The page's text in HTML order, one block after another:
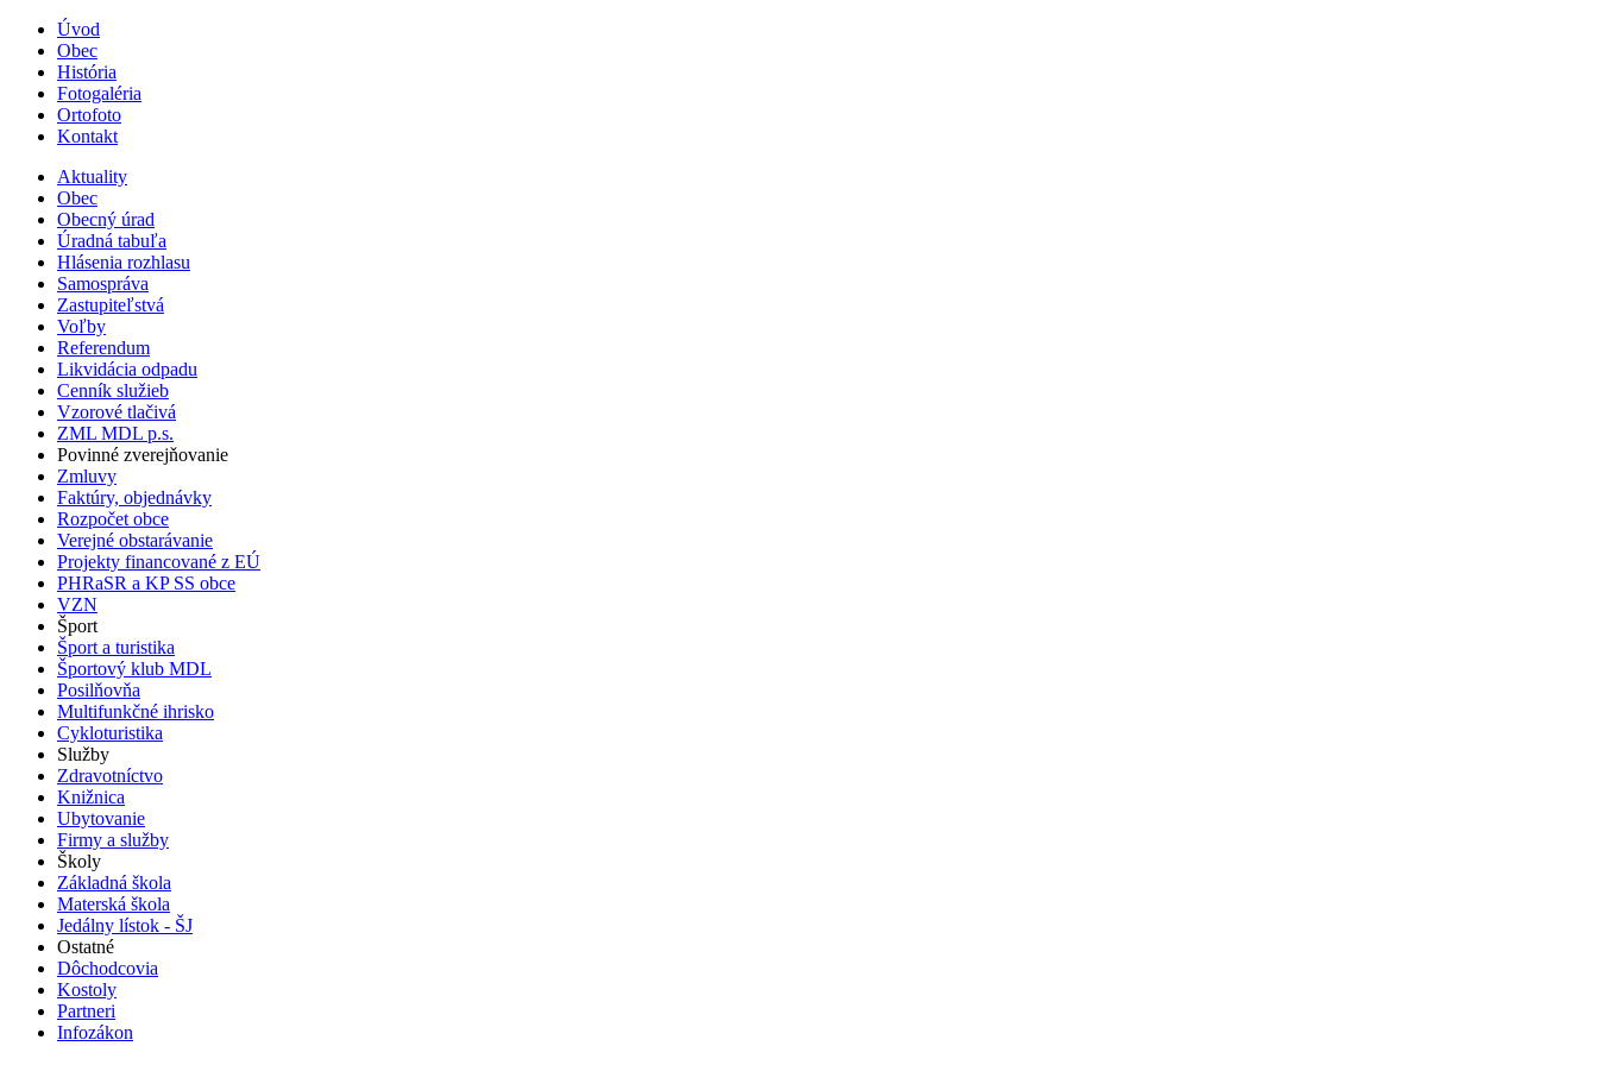
Úvod
Obec
História
Fotogaléria
Ortofoto
Kontakt
Aktuality
Obec
Obecný úrad
Úradná tabuľa
Hlásenia rozhlasu
Samospráva
Zastupiteľstvá
Voľby
Referendum
Likvidácia odpadu
Cenník služieb
Vzorové tlačivá
ZML MDL p.s.
Povinné zverejňovanie
Zmluvy
Faktúry, objednávky
Rozpočet obce
Verejné obstarávanie
Projekty financované z EÚ
PHRaSR a KP SS obce
VZN
Šport
Šport a turistika
Športový klub MDL
Posilňovňa
Multifunkčné ihrisko
Cykloturistika
Služby
Zdravotníctvo
Knižnica
Ubytovanie
Firmy a služby
Školy
Základná škola
Materská škola
Jedálny lístok - ŠJ
Ostatné
Dôchodcovia
Kostoly
Partneri
Infozákon